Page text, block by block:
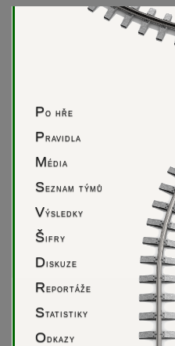
Po hře
Pravidla
Média
Seznam týmů
Výsledky
Šifry
Diskuze
Reportáže
Statistiky
Odkazy